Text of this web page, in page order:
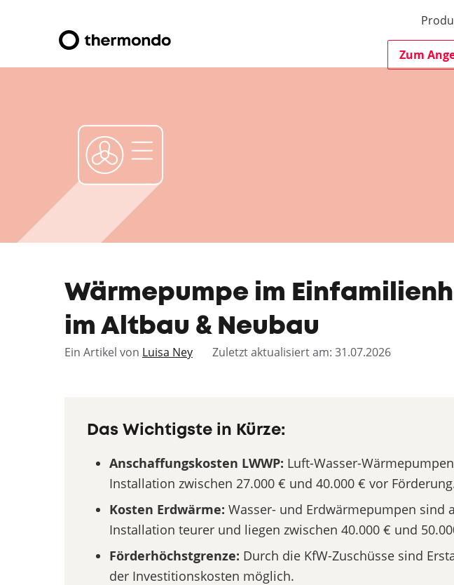
Zum
Wärmepumpe im
im Altbau & Neubau
Ein Artikel von Luisa Ney Zuletzt aktualisiert am: 31.07.2026
Das Wichtigste in Kürze:
Anschaffungskosten LWWP: Luft-Wasser-
Installation zwischen 27.000 € und 40.000 € vor
Kosten Erdwärme: Wasser- und Erdwärmepumpen sind
Installation teurer und liegen zwischen 40.000 € und
Förderhöchstgrenze: Durch die KfW-Zuschüsse sind
der Investitionskosten möglich.